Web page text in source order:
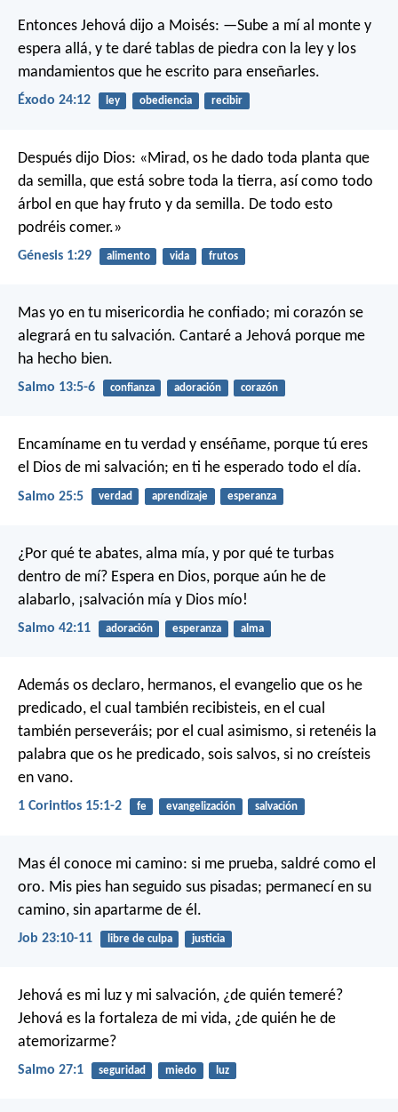
Entonces Jehová dijo a Moisés: —Sube a mí al monte y
espera allá, y te daré tablas de piedra con la ley y los
mandamientos que he escrito para enseñarles.
Éxodo 24:12 ley obediencia recibir
Después dijo Dios: «Mirad, os he dado toda planta que
da semilla, que está sobre toda la tierra, así como todo
árbol en que hay fruto y da semilla. De todo esto
podréis comer.»
Génesis 1:29 alimento vida frutos
Mas yo en tu misericordia he confiado; mi corazón se
alegrará en tu salvación. Cantaré a Jehová porque me
ha hecho bien.
Salmo 13:5-6 confianza adoración corazón
Encamíname en tu verdad y enséñame, porque tú eres
el Dios de mi salvación; en ti he esperado todo el día.
Salmo 25:5 verdad aprendizaje esperanza
¿Por qué te abates, alma mía, y por qué te turbas
dentro de mí? Espera en Dios, porque aún he de
alabarlo, ¡salvación mía y Dios mío!
Salmo 42:11 adoración esperanza alma
Además os declaro, hermanos, el evangelio que os he
predicado, el cual también recibisteis, en el cual
también perseveráis; por el cual asimismo, si retenéis la
palabra que os he predicado, sois salvos, si no creísteis
en vano.
1 Corintios 15:1-2 fe evangelización salvación
Mas él conoce mi camino: si me prueba, saldré como el
oro. Mis pies han seguido sus pisadas; permanecí en su
camino, sin apartarme de él.
Job 23:10-11 libre de culpa justicia
Jehová es mi luz y mi salvación, ¿de quién temeré?
Jehová es la fortaleza de mi vida, ¿de quién he de
atemorizarme?
Salmo 27:1 seguridad miedo luz